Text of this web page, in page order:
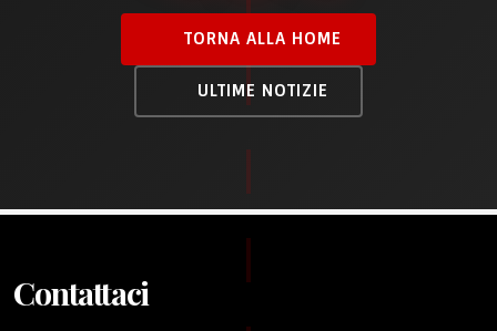
TORNA ALLA HOME
ULTIME NOTIZIE
Contattaci